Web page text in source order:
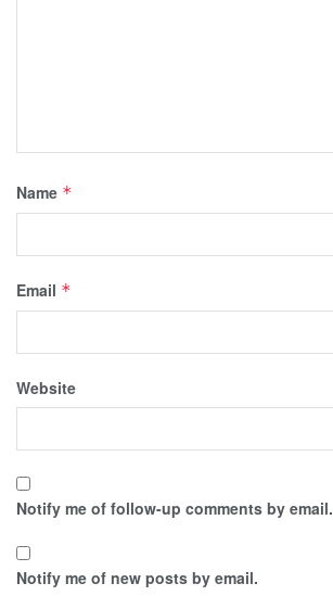
Name *
Email *
Website
Notify me of follow-up comments by email.
Notify me of new posts by email.